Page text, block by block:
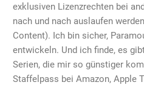
exklusiven Lizenzrechten bei
nach und nach auslaufen
Content). Ich bin sicher,
entwickeln. Und ich finde, es
Serien, die mir so günstiger
Staffelpass bei Amazon, Apple